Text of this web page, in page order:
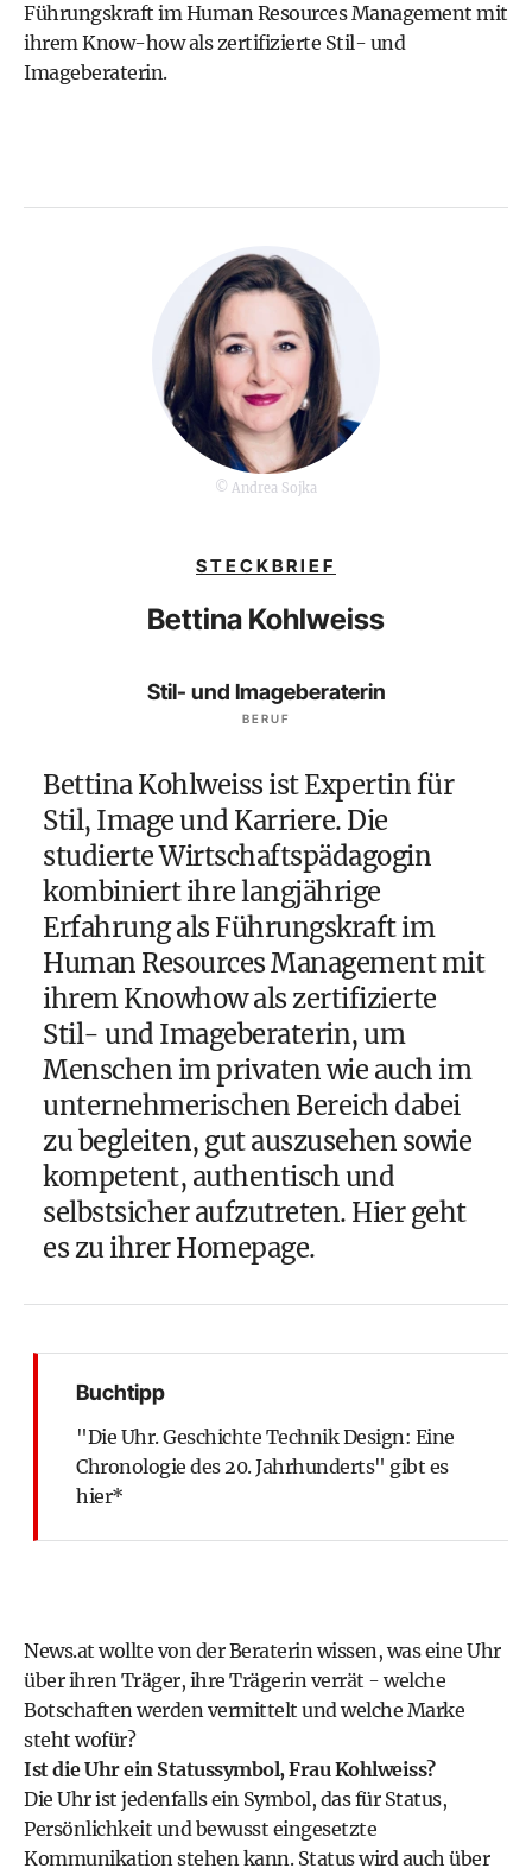
Führungskraft im Human Resources Management mit
ihrem Know-how als zertifizierte Stil- und
Imageberaterin.
© Andrea Sojka
STECKBRIEF
Bettina Kohlweiss
BERUF
Stil- und Imageberaterin
Bettina Kohlweiss ist Expertin für
Stil, Image und Karriere. Die
studierte Wirtschaftspädagogin
kombiniert ihre langjährige
Erfahrung als Führungskraft im
Human Resources Management mit
ihrem Knowhow als zertifizierte
Stil- und Imageberaterin, um
Menschen im privaten wie auch im
unternehmerischen Bereich dabei
zu begleiten, gut auszusehen sowie
kompetent, authentisch und
selbstsicher aufzutreten. Hier geht
es zu ihrer Homepage.
Buchtipp
"Die Uhr. Geschichte Technik Design: Eine
Chronologie des 20. Jahrhunderts" gibt es
hier*
News.at wollte von der Beraterin wissen, was eine Uhr
über ihren Träger, ihre Trägerin verrät - welche
Botschaften werden vermittelt und welche Marke
steht wofür?
Ist die Uhr ein Statussymbol, Frau Kohlweiss?
Die Uhr ist jedenfalls ein Symbol, das für Status,
Persönlichkeit und bewusst eingesetzte
Kommunikation stehen kann. Status wird auch über